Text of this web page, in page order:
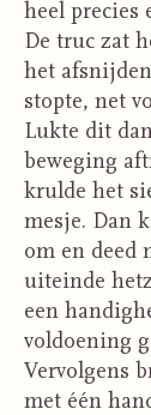
heel precies
De truc zat
het
stopte, net
Lukte dit
beweging
krulde het
mesje. Dan
om en deed
uiteinde
een
voldoening
Vervolgens
met één